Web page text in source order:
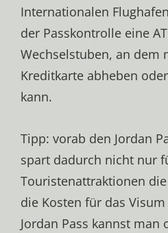
Internationalen
der Passkontrolle eine
Wechselstuben, an dem
Kreditkarte abheben
kann.
Tipp: vorab den Jordan
spart dadurch nicht nur
Touristenattraktionen
die Kosten für das
Jordan Pass kannst man